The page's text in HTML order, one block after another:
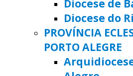
Diocese de
Diocese do
PROVÍNCIA
PORTO ALEGRE